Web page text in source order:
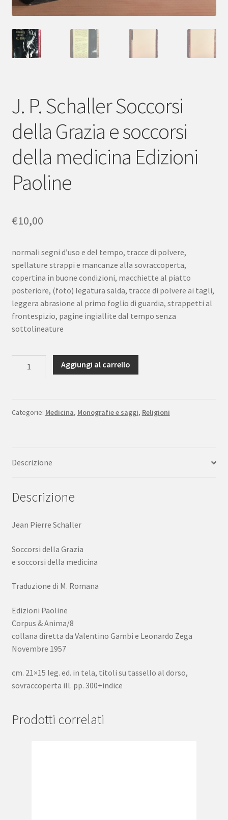
J. P. Schaller Soccorsi
della Grazia e soccorsi
della medicina Edizioni
Paoline
€10,00
normali segni d’uso e del tempo, tracce di polvere,
spellature strappi e mancanze alla sovraccoperta,
copertina in buone condizioni, macchiette al piatto
posteriore, (foto) legatura salda, tracce di polvere ai tagli,
leggera abrasione al primo foglio di guardia, strappetti al
frontespizio, pagine ingiallite dal tempo senza
sottolineature
della
della
Paoline
Aggiungi al carrello
Categorie: Medicina, Monografie e saggi, Religioni
Descrizione
Descrizione
Jean Pierre Schaller
Soccorsi della Grazia
e soccorsi della medicina
Traduzione di M. Romana
Edizioni Paoline
Corpus & Anima/8
collana diretta da Valentino Gambi e Leonardo Zega
Novembre 1957
cm. 21×15 leg. ed. in tela, titoli su tassello al dorso,
sovraccoperta ill. pp. 300+indice
Prodotti correlati